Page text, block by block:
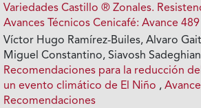
Variedades Castillo ® Zonales.
Avances Técnicos Cenicafé: Avance
Víctor Hugo Ramírez-Builes, Alvaro
Miguel Constantino, Siavosh
Recomendaciones para la reducción
un evento climático de El Niño ,
Recomendaciones